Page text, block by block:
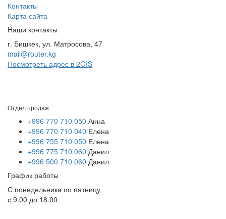
Контакты
Карта сайта
Наши контакты
г. Бишкек, ул. Матросова, 47
mail@router.kg
Посмотреть адрес в 2GIS
Отдел продаж
+996 770 710 050 Анна
+996 770 710 040 Елена
+996 755 710 050 Елена
+996 775 710 060 Данил
+996 500 710 060 Данил
График работы
С понедельника по пятницу
с 9.00 до 18.00